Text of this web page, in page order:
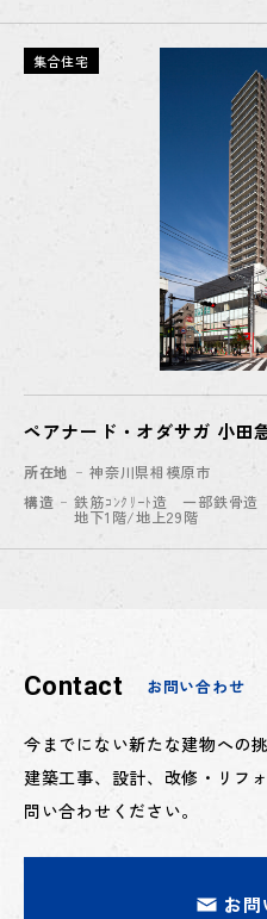
集合住宅
ペアナード・オダサガ 小田
街地開発事業
所在地
神奈川県相模原市
構造
鉄筋ｺﾝｸﾘｰﾄ造 一部鉄骨造
地下1階/地上29階
Contact お問い合わせ
今までにない新たな建物への挑
建築工事、設計、改修・リフ
問い合わせください。
お問